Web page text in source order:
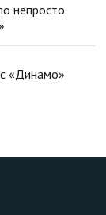
непросто.
«Динамо»